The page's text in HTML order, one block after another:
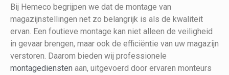
Bij Hemeco begrijpen we dat de montage van
magazijnstellingen net zo belangrijk is als de kwaliteit
ervan. Een foutieve montage kan niet alleen de veiligheid
in gevaar brengen, maar ook de efficiëntie van uw magazijn
verstoren. Daarom bieden wij professionele
montagediensten aan, uitgevoerd door ervaren monteurs